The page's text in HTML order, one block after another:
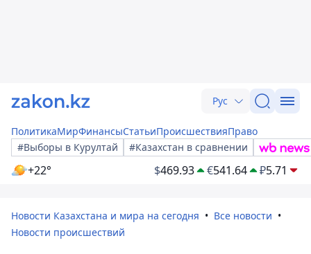
Рус
ПолитикаМирФинансыСтатьиПроисшествияПраво
#Выборы в Курултай
#Казахстан в сравнении
+22° $469.93 €541.64 ₽5.71
Новости Казахстана и мира на сегодня
Все новости
Новости происшествий